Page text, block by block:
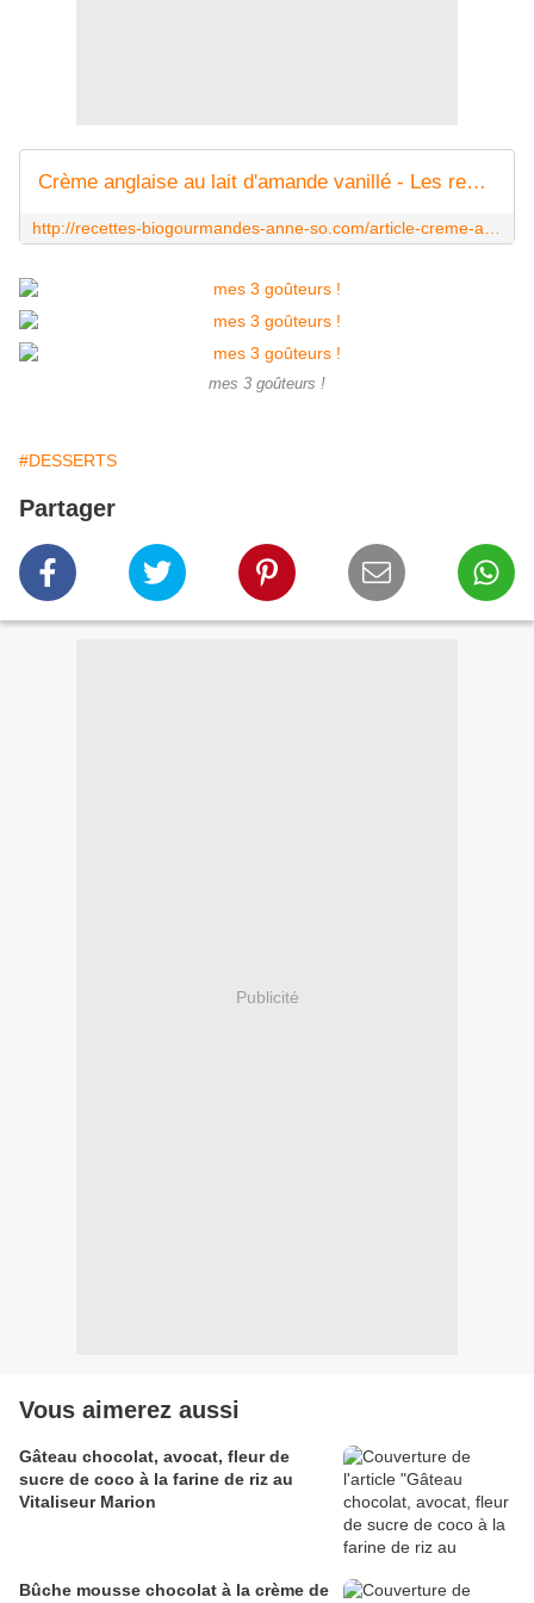
Crème anglaise au lait d'amande vanillé - Les recettes Biogourmandes d'Anne-So
mes 3 goûteurs !
#DESSERTS
Partager
Publicité
Vous aimerez aussi
Gâteau chocolat, avocat, fleur de
sucre de coco à la farine de riz au
Vitaliseur Marion
Bûche mousse chocolat à la crème de